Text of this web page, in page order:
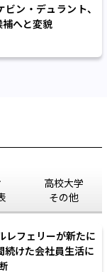
ン・デュラント、
へと変貌
高校大学
その他
レフェリーが新たに
続けた会社員生活に